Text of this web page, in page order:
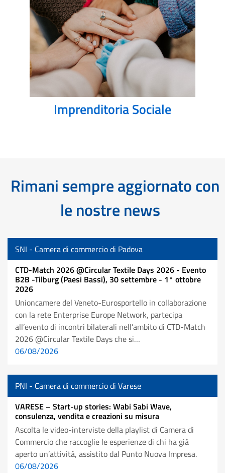
Imprenditoria Sociale
Rimani sempre aggiornato con
le nostre news
SNI - Camera di commercio di Padova
CTD-Match 2026 @Circular Textile Days 2026 - Evento
B2B -Tilburg (Paesi Bassi), 30 settembre - 1° ottobre
2026
Unioncamere del Veneto-Eurosportello in collaborazione
con la rete Enterprise Europe Network, partecipa
all’evento di incontri bilaterali nell’ambito di CTD-Match
2026 @Circular Textile Days che si…
06/08/2026
PNI - Camera di commercio di Varese
VARESE – Start-up stories: Wabi Sabi Wave,
consulenza, vendita e creazioni su misura
Ascolta le video-interviste della playlist di Camera di
Commercio che raccoglie le esperienze di chi ha già
aperto un’attività, assistito dal Punto Nuova Impresa.
06/08/2026